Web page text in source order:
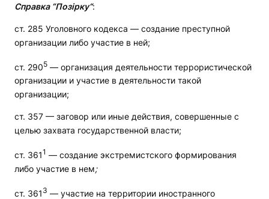
Справка “Позірку“:
ст. 285 Уголовного кодекса — создание преступной
организации либо участие в ней;
ст. 2905 — организация деятельности террористической
организации и участие в деятельности такой
организации;
ст. 357 — заговор или иные действия, совершенные с
целью захвата государственной власти;
ст. 3611 — создание экстремистского формирования
либо участие в нем;
ст. 361 3 — участие на территории иностранного